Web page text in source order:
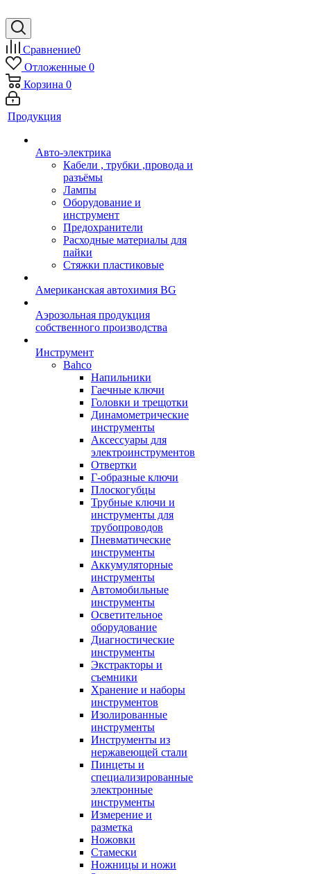
Сравнение0
Отложенные 0
Корзина 0
Продукция
Авто-электрика
Кабели , трубки ,провода и
разъёмы
Лампы
Оборудование и
инструмент
Предохранители
Расходные материалы для
пайки
Стяжки пластиковые
Американская автохимия BG
Аэрозольная продукция
собственного производства
Инструмент
Bahco
Напильники
Гаечные ключи
Головки и трещотки
Динамометрические
инструменты
Аксессуары для
электроинструментов
Отвертки
Г-образные ключи
Плоскогубцы
Трубные ключи и
инструменты для
трубопроводов
Пневматические
инструменты
Аккумуляторные
инструменты
Автомобильные
инструменты
Осветительное
оборудование
Диагностические
инструменты
Экстракторы и
съемники
Хранение и наборы
инструментов
Изолированные
инструменты
Инструменты из
нержавеющей стали
Пинцеты и
специализированные
электронные
инструменты
Измерение и
разметка
Ножовки
Стамески
Ножницы и ножи